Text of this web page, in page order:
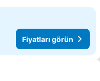
Fiyatları görün
ekle